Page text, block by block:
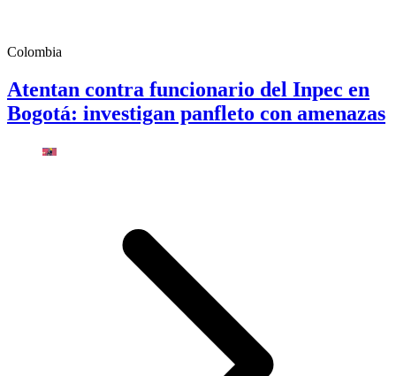
Colombia
Atentan contra funcionario del Inpec en
Bogotá: investigan panfleto con amenazas